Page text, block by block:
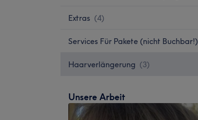
Extras (4)
Services Für Pakete (nicht Buchbar!)
Haarverlängerung (3)
Unsere Arbeit